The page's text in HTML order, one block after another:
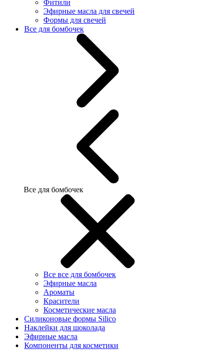
Фитили
Эфирные масла для свечей
Формы для свечей
Все для бомбочек
Все для бомбочек
Все все для бомбочек
Эфирные масла
Ароматы
Красители
Косметические масла
Силиконовые формы Silico
Наклейки для шоколада
Эфирные масла
Компоненты для косметики